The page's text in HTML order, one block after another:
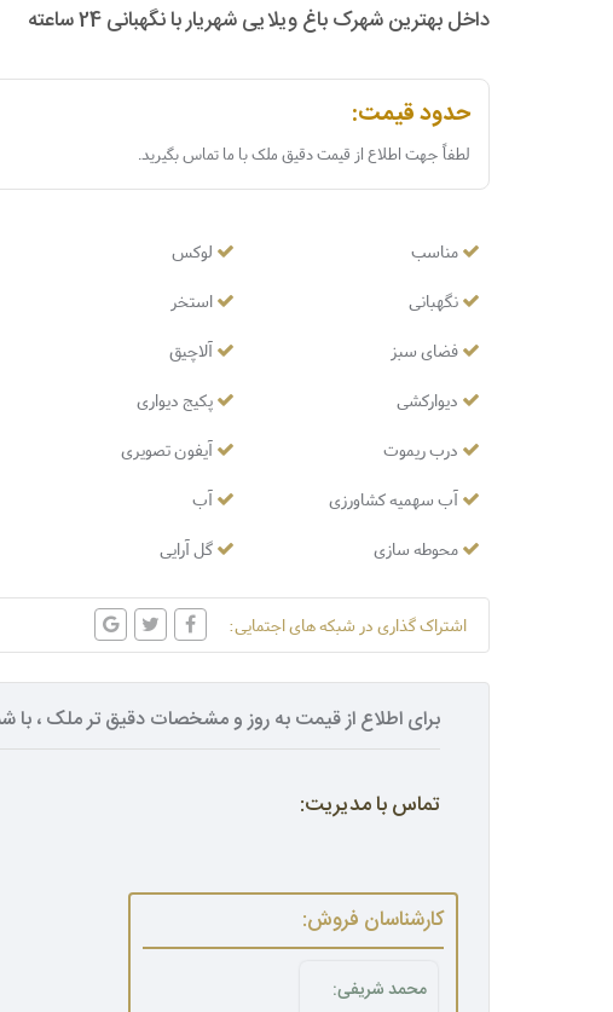
داخل بهترین شهرک باغ ویلایی شهریار با نگهبانی 24 ساعته
حدود قیمت:
لطفاً جهت اطلاع از قیمت دقیق ملک با ما تماس بگیرید.
مناسب لوکس
نگهبانی
استخر
فضای سبز
آلاچیق
دیوارکشی
پکیج دیواری
درب ریموت
آیفون تصویری
آب سهمیه کشاورزی
آب
محوطه سازی
گل آرایی
اشتراک گذاری در شبکه های اجتمایی:
برای اطلاع از قیمت به روز و مشخصات دقیق تر ملک ، با
تماس با مدیریت:
کارشناسان فروش:
محمد شریفی: